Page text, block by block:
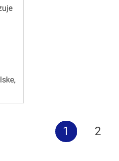
1 2